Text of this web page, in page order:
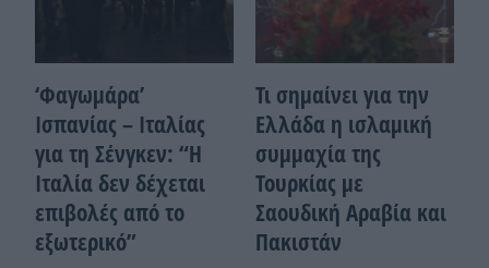
‘Φαγωμάρα’
Ισπανίας – Ιταλίας
για τη Σένγκεν: “Η
Ιταλία δεν δέχεται
επιβολές από το
εξωτερικό”
Τι σημαίνει για την
Ελλάδα η ισλαμική
συμμαχία της
Τουρκίας με
Σαουδική Αραβία και
Πακιστάν